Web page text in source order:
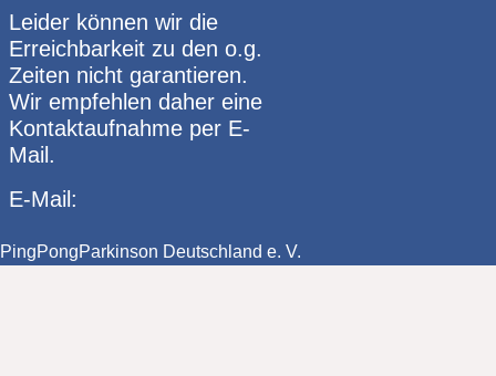
Leider können wir die
Erreichbarkeit zu den o.g.
Zeiten nicht garantieren.
Wir empfehlen daher eine
Kontaktaufnahme per E-
Mail.
E-Mail:
PingPongParkinson Deutschland e. V.